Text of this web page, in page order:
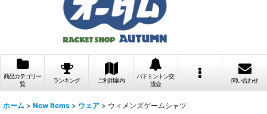
商品カテゴリ一
覧
ランキング ご利用案内
バドミントン交
流会
問い合わせ
ホーム > New Items > ウェア > ウィメンズゲームシャツ